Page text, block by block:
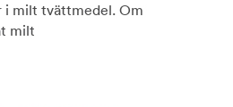
i milt tvättmedel. Om
milt